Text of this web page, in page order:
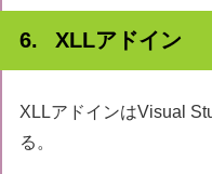
XLLアドイン
XLLアドインはVisual
る。